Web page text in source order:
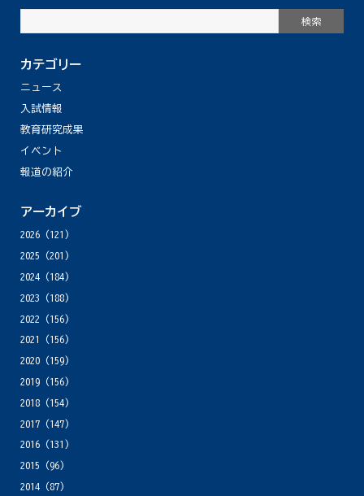
カテゴリー
ニュース
入試情報
教育研究成果
イベント
報道の紹介
アーカイブ
2026(121)
2025 (201)
2024(184)
2023 (188)
2022 (156)
2021
(156)
2020(159)
2019(156)
2018(154)
2017(147)
2016(131)
2015 (96)
2014(87)